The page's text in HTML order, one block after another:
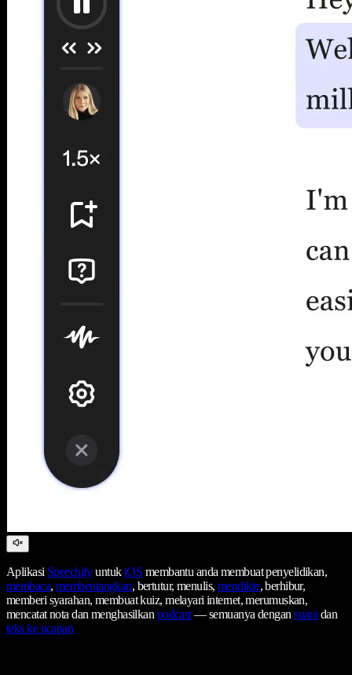
Aplikasi SpeechifyuntukiOS membantu anda membuat penyelidikan,
membaca, membentangkan, bertutur, menulis, mendikte, berhibur,
memberi syarahan, membuat kuiz, melayari internet, merumuskan,
mencatat nota dan menghasilkanpodcast— semuanya dengansuaradan
teks ke ucapan